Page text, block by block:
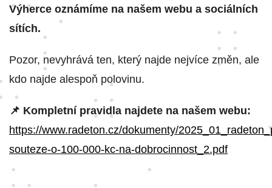
Výherce oznámíme na našem webu a sociálních
sítích.
Pozor, nevyhrává ten, který najde nejvíce změn, ale
kdo najde alespoň polovinu.
📌 Kompletní pravidla najdete na našem webu:
https://www.radeton.cz/dokumenty/
souteze-o-100-000-kc-na-dobrocinnost_2.pdf